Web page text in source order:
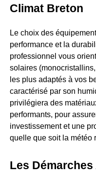
Climat Breton
Le choix des
performance et la
professionnel vous
solaires
les plus adaptés à vos
caractérisé par son
privilégiera des
performants, pour
investissement et une
quelle que soit la météo
Les